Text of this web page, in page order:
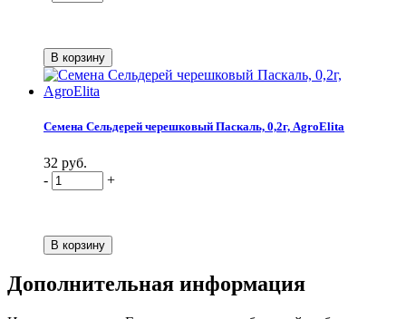
Семена Сельдерей черешковый Паскаль, 0,2г, AgroElita
32 руб.
-
+
Дополнительная информация